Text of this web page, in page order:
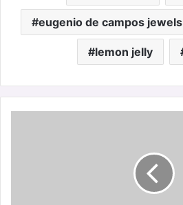
eugenio de campos jewels
lemon jelly